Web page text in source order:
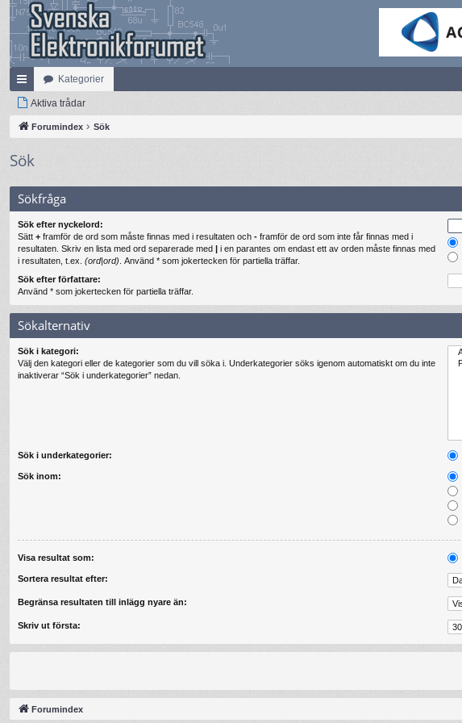
na
bb
ar
Kategorier
Aktiva trådar
Forumindex Sök
Sök
Sökfråga
Sök efter nyckelord:
Sätt + framför de ord som måste finnas med i resultaten och - framför de ord som inte får finnas med i
resultaten. Skriv en lista med ord separerade med | i en parantes om endast ett av orden måste finnas med
i resultaten, t.ex. (ord|ord) . Använd * som jokertecken för partiella träffar.
Sök efter författare:
Använd * som jokertecken för partiella träffar.
Sökalternativ
Sök i kategori:
Välj den kategori eller de kategorier som du vill söka i. Underkategorier söks igenom automatiskt om du inte
inaktiverar “Sök i underkategorier” nedan.
Sök i underkategorier:
Sök inom:
Visa resultat som:
Sortera resultat efter:
Begränsa resultaten till inlägg nyare än:
Skriv ut första:
Forumindex